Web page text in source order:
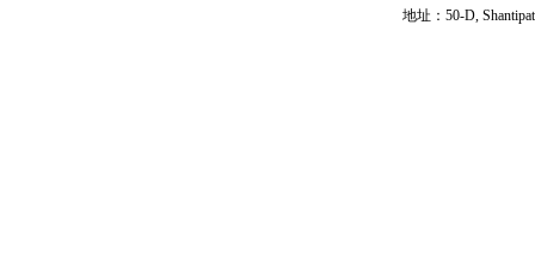
地址：50-D,